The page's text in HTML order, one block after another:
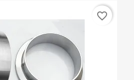
favorite_border